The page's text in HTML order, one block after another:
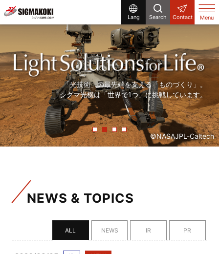
Lang Search Contact Menu
まだ世の中にないものを「光」で創る。
シグマ光機は「光」で社会に貢献しています。
「光技術」の最先端を支える「ものづくり」。
シグマ光機は「世界で1つ」に挑戦しています。
©NASAJPL-Caltech
研究開発から生産設備まで、
シグマ光機は「光」で解決する企業です。
「精度の高い製品を、より早く」。
常に「挑戦」をしていく、それが私たちシグマ光機です。
NEWS & TOPICS
ALL NEWS IR PR